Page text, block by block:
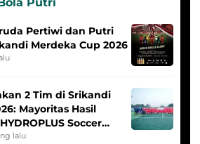
Pertiwi dan Putri
Merdeka Cup 2026
2 Tim di Srikandi
Mayoritas Hasil
Soccer
lalu